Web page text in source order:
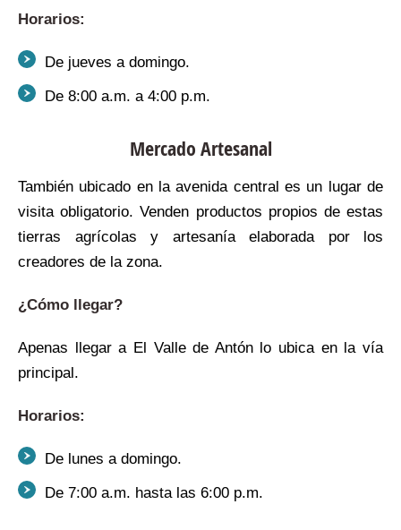
Horarios:
De jueves a domingo.
De 8:00 a.m. a 4:00 p.m.
Mercado Artesanal
También ubicado en la avenida central es un lugar de
visita obligatorio. Venden productos propios de estas
tierras agrícolas y artesanía elaborada por los
creadores de la zona.
¿Cómo llegar?
Apenas llegar a El Valle de Antón lo ubica en la vía
principal.
Horarios:
De lunes a domingo.
De 7:00 a.m. hasta las 6:00 p.m.